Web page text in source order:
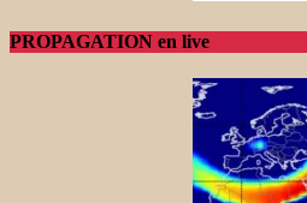
PROPAGATION en live